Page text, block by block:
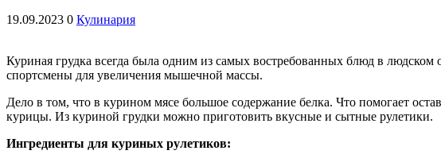
19.09.2023 0 Кулинария
Куриная грудка всегда была одним из самых востребованных блюд в
спортсмены для увеличения мышечной массы.
Дело в том, что в курином мясе большое содержание белка. Что помогает
курицы. Из куриной грудки можно приготовить вкусные и сытные рулетики.
Ингредиенты для куриных рулетиков: